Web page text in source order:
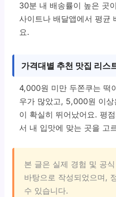
30분 내 배송률이 높은 곳
사이트나 배달앱에서 평균
요.
가격대별 추천 맛집 리스
4,000원 미만 두쫀쿠는 떡
우가 많았고, 5,000원 이
이 확실히 뛰어났어요. 평
서 내 입맛에 맞는 곳을 고
본 글은 실제 경험 및 공
바탕으로 작성되었으며,
수 있습니다.